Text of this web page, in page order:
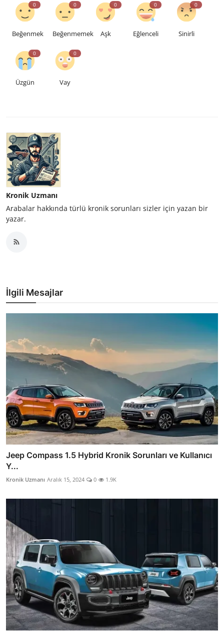
0
Beğenmek
0
Beğenmemek
0
Aşk
0
Eğlenceli
0
Sinirli
0
Üzgün
0
Vay
Kronik Uzmanı
Arabalar hakkında türlü kronik sorunları sizler için yazan bir
yazar.
İlgili Mesajlar
Jeep Compass 1.5 Hybrid Kronik Sorunları ve Kullanıcı
Y...
Kronik Uzmanı Aralık 15, 2024 0 1.9K